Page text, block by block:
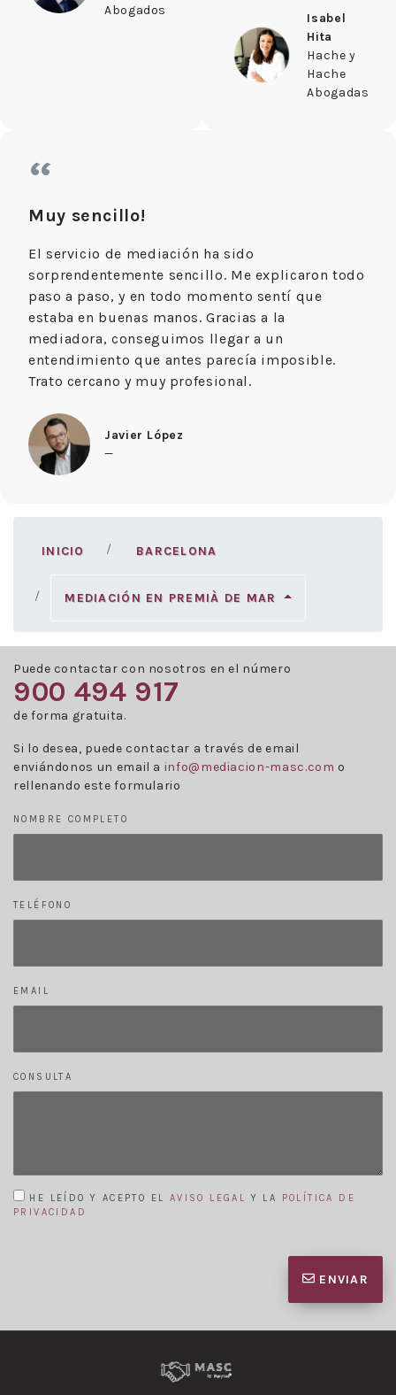
Abogados
Isabel
Hita
Hache y
Hache
Abogadas
“
Muy sencillo!
El servicio de mediación ha sido
sorprendentemente sencillo. Me explicaron todo
paso a paso, y en todo momento sentí que
estaba en buenas manos. Gracias a la
mediadora, conseguimos llegar a un
entendimiento que antes parecía imposible.
Trato cercano y muy profesional.
Javier López
—
INICIO BARCELONA
MEDIACIÓN EN PREMIÀ DE MAR
Puede contactar con nosotros en el número
900 494 917
de forma gratuita.
Si lo desea, puede contactar a través de email
enviándonos un email a info@mediacion-masc.com o
rellenando este formulario
NOMBRE COMPLETO
TELÉFONO
EMAIL
CONSULTA
HE LEÍDO Y ACEPTO EL AVISO LEGAL Y LA
POLÍTICA DE
PRIVACIDAD
ENVIAR